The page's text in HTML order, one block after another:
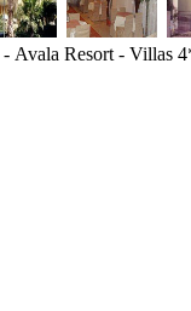
- Avala Resort - Villas